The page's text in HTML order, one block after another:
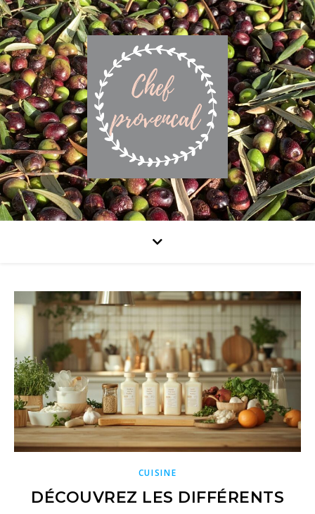
CUISINE
DÉCOUVREZ LES DIFFÉRENTS